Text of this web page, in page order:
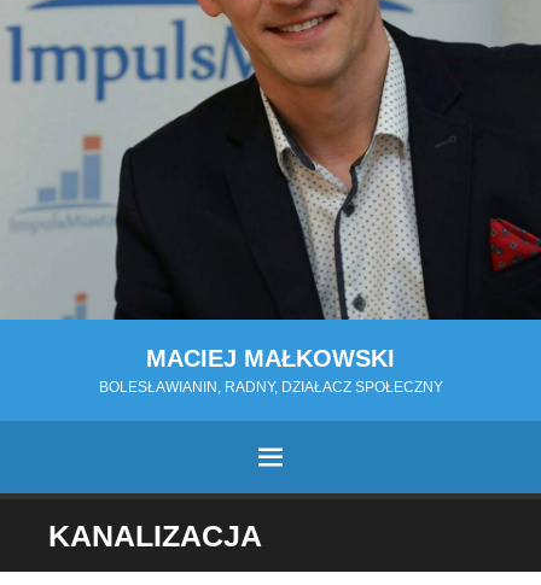
MACIEJ MAŁKOWSKI
BOLESŁAWIANIN, RADNY, DZIAŁACZ SPOŁECZNY
MENU
PRZESKOCZ
KANALIZACJA